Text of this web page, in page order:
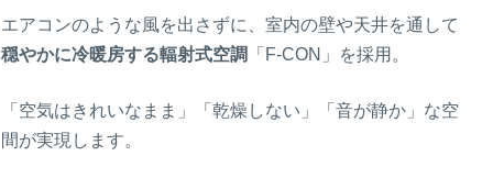
エアコンのような風を出さずに、室内の壁や天井を通して
穏やかに冷暖房する輻射式空調
「F-CON」を採用。
「空気はきれいなまま」「乾燥しない」「音が静か」な空
間が実現します。